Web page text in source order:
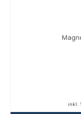
inkl.